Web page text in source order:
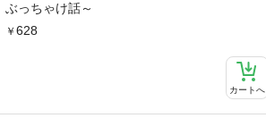
ぶっちゃけ話～
628
カートへ